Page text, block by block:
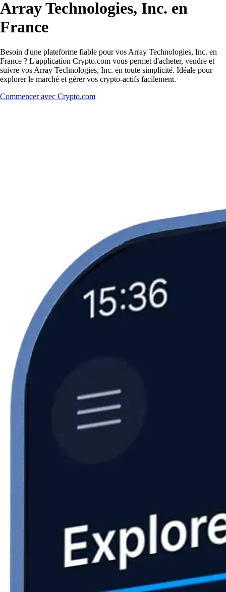
Array Technologies, Inc. en
France
Besoin d'une plateforme fiable pour vos Array Technologies, Inc. en
France ? L'application Crypto.com vous permet d'acheter, vendre et
suivre vos Array Technologies, Inc. en toute simplicité. Idéale pour
explorer le marché et gérer vos crypto-actifs facilement.
Commencer avec Crypto.com